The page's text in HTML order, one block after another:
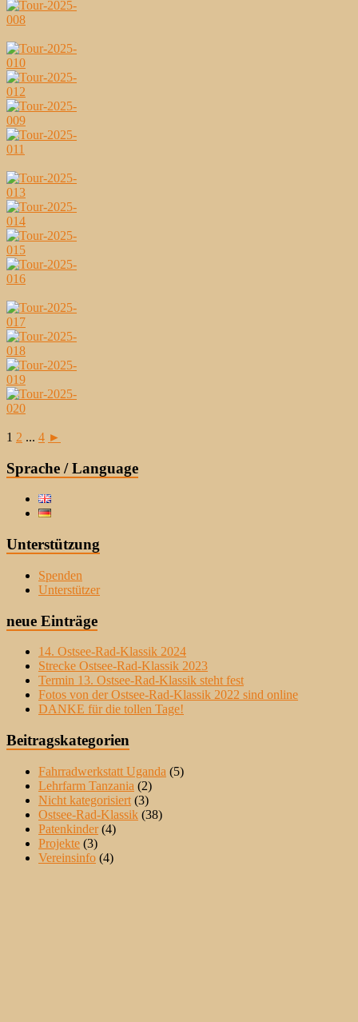
1 2 ... 4 ►
Sprache / Language
Unterstützung
Spenden
Unterstützer
neue Einträge
14. Ostsee-Rad-Klassik 2024
Strecke Ostsee-Rad-Klassik 2023
Termin 13. Ostsee-Rad-Klassik steht fest
Fotos von der Ostsee-Rad-Klassik 2022 sind online
DANKE für die tollen Tage!
Beitragskategorien
Fahrradwerkstatt Uganda (5)
Lehrfarm Tanzania (2)
Nicht kategorisiert (3)
Ostsee-Rad-Klassik (38)
Patenkinder(4)
Projekte (3)
Vereinsinfo (4)